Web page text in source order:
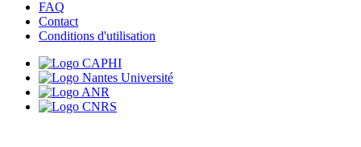
FAQ
Contact
Conditions d'utilisation